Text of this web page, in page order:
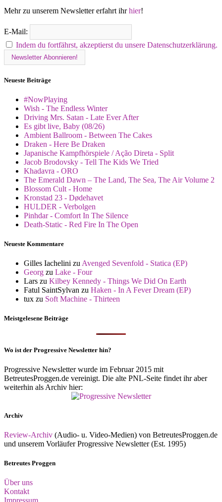
Mehr zu unserem Newsletter erfahrt ihrhier!
E-Mail:
Indem du fortfährst, akzeptierst du unsere Datenschutzerklärung.
Neueste Beiträge
#NowPlaying
Wish - The Endless Winter
Driving Mrs. Satan - Late Ever After
Es gibt live, Baby (08/26)
Ambient Ballroom - Between The Cakes
Draken - Here Be Draken
Japanische Kampfhörspiele / Ação Direta - Split
Jacob Brodovsky - Tell The Kids We Tried
Khadavra - ORO
The Emerald Dawn – The Land, The Sea, The Air Volume 2
Blossom Cult - Home
Kronstad 23 - Dødehavet
HULDER - Verbolgen
Pinhdar - Comfort In The Silence
Death-Static - Red Fire In The Open
Neueste Kommentare
Gilles Iachelini zu Avenged Sevenfold - Statica (EP)
Georg zu Lake - Four
Lars zu Kilbey Kennedy - Things We Did On Earth
Fatul SaintSylvan zu Haken - In A Fever Dream (EP)
tux zu Soft Machine - Thirteen
Meistgelesene Beiträge
Wo ist der Progressive Newsletter hin?
Progressive Newsletter wurde im Februar 2015 mit
BetreutesProggen.de vereinigt. Die alte PNL-Seite findet ihr aber
weiterhin als Archiv hier:
Archiv
Review-Archiv (Audio- u. Video-Medien) von BetreutesProggen.de
und unserem Vorläufer Progressive Newsletter (Est. 1995)
Betreutes Proggen
Über uns
Kontakt